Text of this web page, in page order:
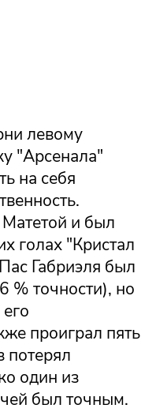
левому
"Арсенала"
на себя
и был
голах "Кристал
Габриэля был
% точности), но
проиграл пять
потерял
один из
был точным.